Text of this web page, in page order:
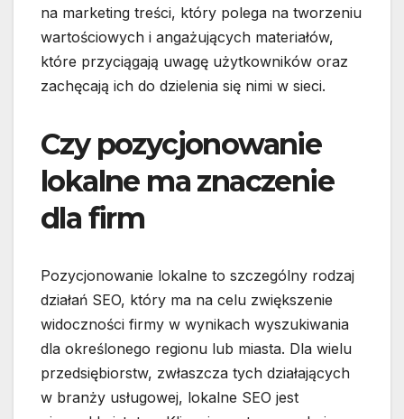
na marketing treści, który polega na tworzeniu
wartościowych i angażujących materiałów,
które przyciągają uwagę użytkowników oraz
zachęcają ich do dzielenia się nimi w sieci.
Czy pozycjonowanie
lokalne ma znaczenie
dla firm
Pozycjonowanie lokalne to szczególny rodzaj
działań SEO, który ma na celu zwiększenie
widoczności firmy w wynikach wyszukiwania
dla określonego regionu lub miasta. Dla wielu
przedsiębiorstw, zwłaszcza tych działających
w branży usługowej, lokalne SEO jest